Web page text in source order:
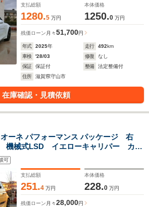
支払総額
1280.5 万円
本体価格
1250.0 万円
残価ローン 月々51,700円
年式 2025年 走行 492km
車検
'28/03 修復
なし
保証
保証付 整備
法定整備付
住所
滋賀県守山市
在庫確認・見積依頼
ーネ パフォーマンス パッケージ 右
械式LSD イエローキャリパー カー
ブラックAW ナビ&TV チェック柄ル
可
支払総額
251.4 万円
本体価格
228.0 万円
残価ローン 月々28,000円